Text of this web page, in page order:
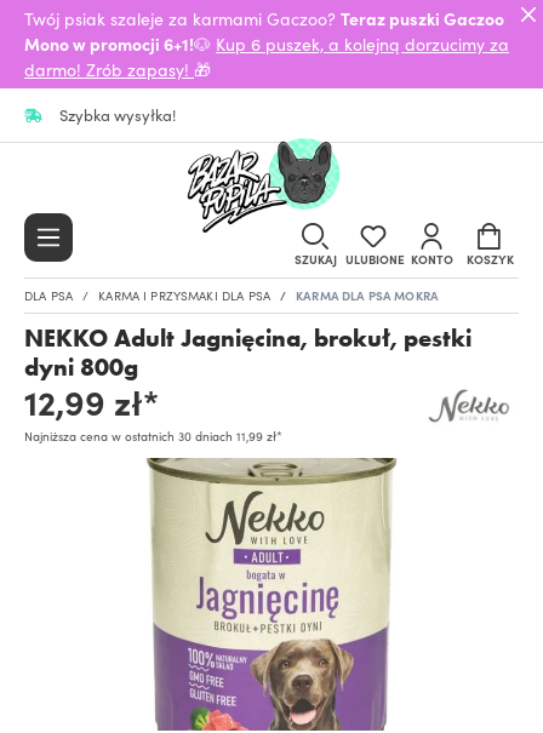
Twój psiak szaleje za karmami Gaczoo? Teraz puszki Gaczoo
Mono w promocji 6+1!🐶 Kup 6 puszek, a kolejną dorzucimy za
darmo! Zrób zapasy! 🎁
Szybka wysyłka!
SZUKAJ ULUBIONE KONTO KOSZYK
DLA PSA KARMA I PRZYSMAKI DLA PSA KARMA DLA PSA MOKRA
NEKKO Adult Jagnięcina, brokuł, pestki
dyni 800g
12,99 zł*
Najniższa cena w ostatnich 30 dniach 11,99 zł*